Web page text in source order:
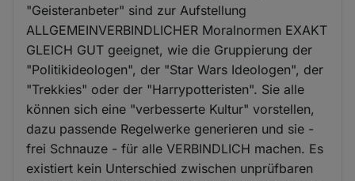
"Geisteranbeter" sind zur Aufstellung
ALLGEMEINVERBINDLICHER Moralnormen EXAKT
GLEICH GUT geeignet, wie die Gruppierung der
"Politikideologen", der "Star Wars Ideologen", der
"Trekkies" oder der "Harrypotteristen". Sie alle
können sich eine "verbesserte Kultur" vorstellen,
dazu passende Regelwerke generieren und sie -
frei Schnauze - für alle VERBINDLICH machen. Es
existiert kein Unterschied zwischen unprüfbaren